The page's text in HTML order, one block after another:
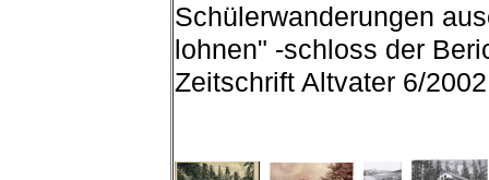
Schülerwanderungen
lohnen" -schloss der
Zeitschrift Altvater 6/